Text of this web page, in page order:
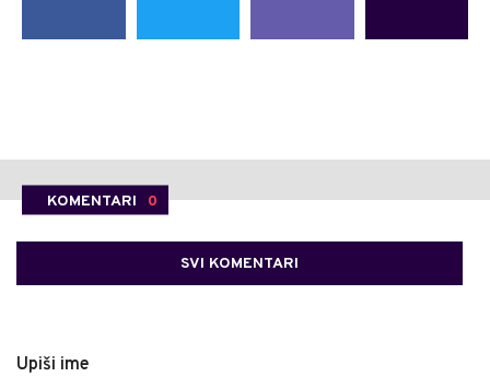
KOMENTARI 0
SVI KOMENTARI
Upiši ime